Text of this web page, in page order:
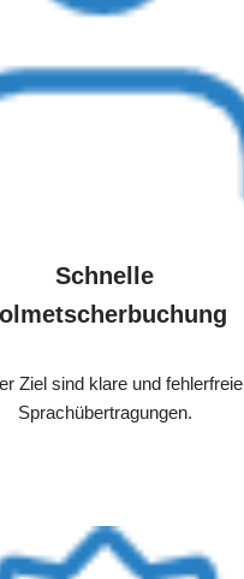
Schnelle
Ziel sind klare und fehlerfreie
Sprachübertragungen.